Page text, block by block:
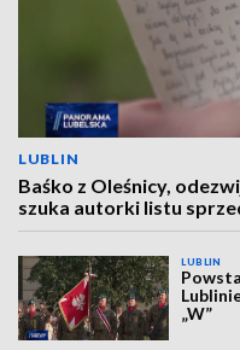
LUBLIN
Baśko z Oleśnicy,
szuka autorki listu
LUBLIN
„W”